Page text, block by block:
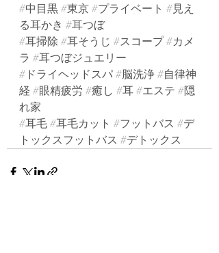
#中目黒 #東京 #プライベート #見え
る耳かき #耳つぼ
#耳掃除 #耳そうじ #スコープ #カメ
ラ #耳つぼジュエリー
#ドライヘッドスパ #脳洗浄 #自律神
経 #眼精疲労 #癒し #耳 #エステ #隠
れ家
#耳毛 #耳毛カット #フットバス #デ
トックスフットバス #デトックス